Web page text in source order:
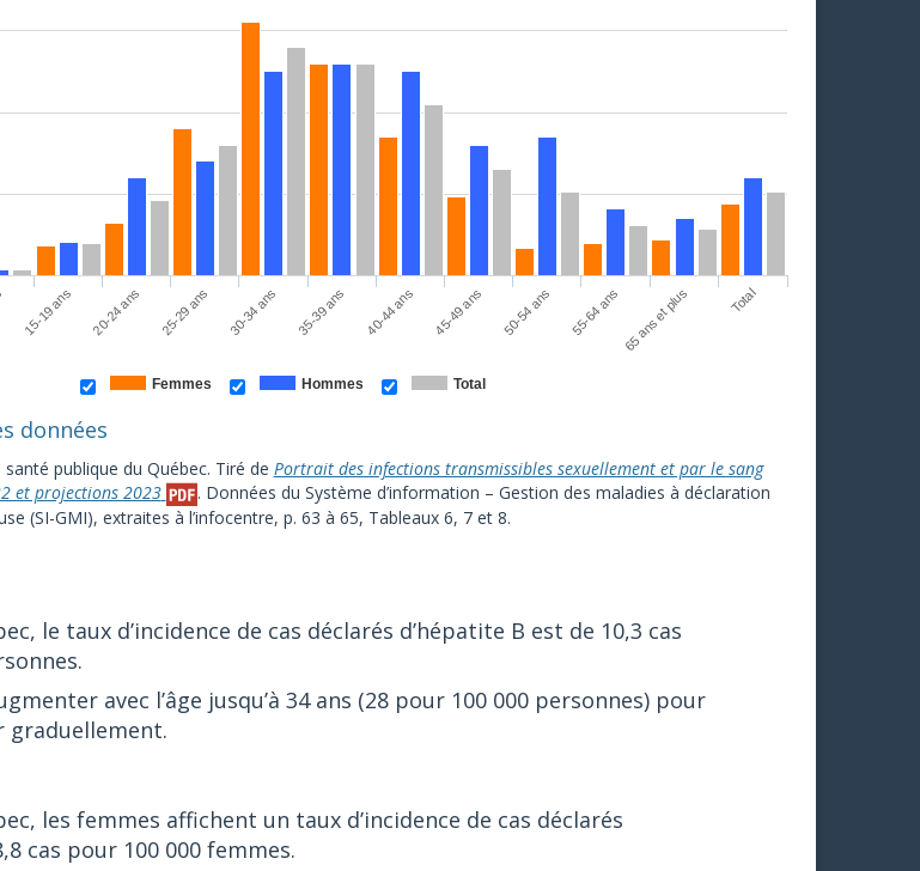
Femmes Hommes Total
15-19 ans 20-24 ans 25-29 ans 30-34 ans 35-39 ans 40-44 ans 45-49 ans 50-54 ans 55-64 ans 65 ans et plus Total
données
publique du Québec. Tiré de Portrait des infections transmissibles sexuellement et par le sang
et projections 2023
. Données du Système d’information – Gestion des maladies à déclaration
(SI-GMI), extraites à l’infocentre, p. 63 à 65, Tableaux 6, 7 et 8.
le taux d’incidence de cas déclarés d’hépatite B est de 10,3 cas
avec l’âge jusqu’à 34 ans (28 pour 100 000 personnes) pour
graduellement.
les femmes affichent un taux d’incidence de cas déclarés
cas pour 100 000 femmes.